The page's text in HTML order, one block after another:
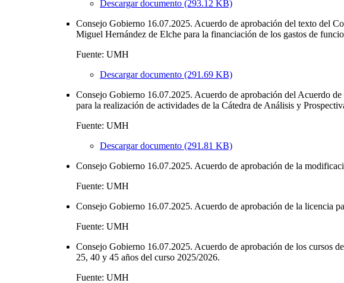
Descargar documento (293.12 KB)
Consejo Gobierno 16.07.2025. Acuerdo de aprobación del texto del
Miguel Hernández de Elche para la financiación de los gastos de
Fuente: UMH
Descargar documento (291.69 KB)
Consejo Gobierno 16.07.2025. Acuerdo de aprobación del Acuerdo
para la realización de actividades de la Cátedra de Análisis y
Fuente: UMH
Descargar documento (291.81 KB)
Consejo Gobierno 16.07.2025. Acuerdo de aprobación de la
Fuente: UMH
Consejo Gobierno 16.07.2025. Acuerdo de aprobación de la licencia
Fuente: UMH
Consejo Gobierno 16.07.2025. Acuerdo de aprobación de los cursos
25, 40 y 45 años del curso 2025/2026.
Fuente: UMH